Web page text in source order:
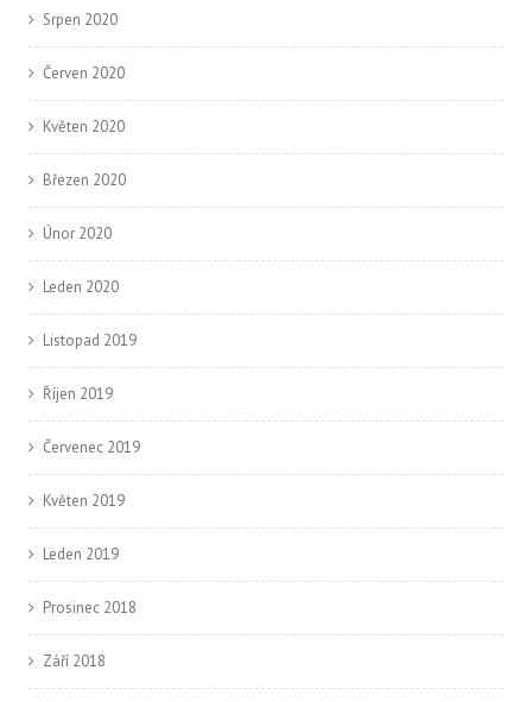
Srpen 2020
Červen 2020
Květen 2020
Březen 2020
Únor 2020
Leden 2020
Listopad 2019
Říjen 2019
Červenec 2019
Květen 2019
Leden 2019
Prosinec 2018
Září 2018